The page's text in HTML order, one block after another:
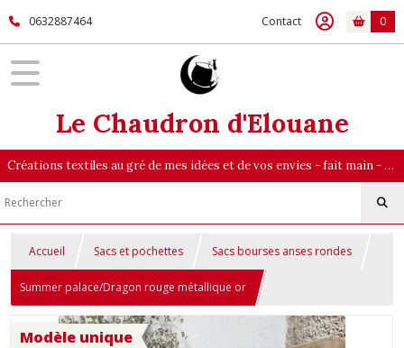
0632887464 Contact 0
Le Chaudron d'Elouane
Créations textiles au gré de mes idées et de vos envies - fait main - majoritairement en pièce unique
Accueil Sacs et pochettes Sacs bourses anses rondes
Summer palace/Dragon rouge métallique or
Modèle unique